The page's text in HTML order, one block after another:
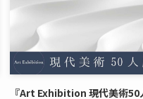
『Art Exhibition 現代美術50